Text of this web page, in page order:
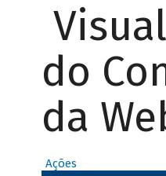
do
da
Ações